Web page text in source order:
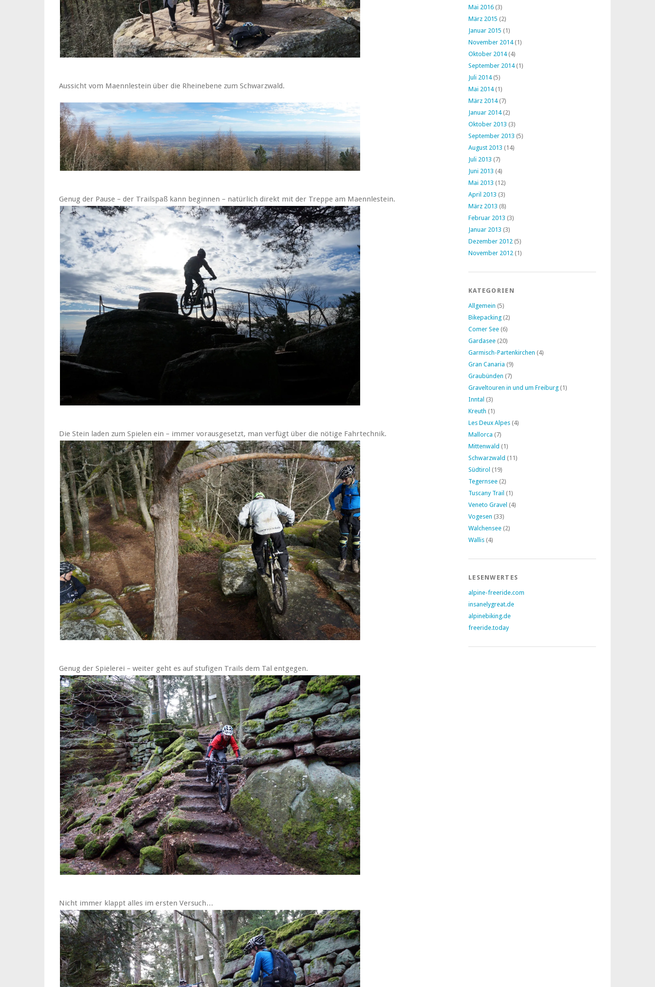
Aussicht vom Maennlestein über die Rheinebene zum Schwarzwald.
Genug der Pause – der Trailspaß kann beginnen – natürlich direkt mit der Treppe am Maennlestein.
Die Stein laden zum Spielen ein – immer vorausgesetzt, man verfügt über die nötige Fahrtechnik.
Genug der Spielerei – weiter geht es auf stufigen Trails dem Tal entgegen.
Nicht immer klappt alles im ersten Versuch…
Mai 2016 (3)
März 2015 (2)
Januar 2015 (1)
November 2014(1)
Oktober 2014(4)
September 2014(1)
Juli 2014(5)
Mai 2014(1)
März 2014(7)
Januar 2014(2)
Oktober 2013 (3)
September 2013 (5)
August 2013 (14)
Juli 2013 (7)
Juni 2013 (4)
Mai 2013 (12)
April 2013 (3)
März 2013 (8)
Februar 2013 (3)
Januar 2013 (3)
Dezember 2012 (5)
November 2012 (1)
KATEGORIEN
Allgemein (5)
Bikepacking (2)
Comer See (6)
Gardasee (20)
Garmisch-Partenkirchen (4)
Gran Canaria (9)
Graubünden (7)
Graveltouren in und um Freiburg (1)
Inntal (3)
Kreuth (1)
Les Deux Alpes (4)
Mallorca (7)
Mittenwald (1)
Schwarzwald (11)
Südtirol (19)
Tegernsee (2)
Tuscany Trail (1)
Veneto Gravel (4)
Vogesen (33)
Walchensee (2)
Wallis (4)
LESENWERTES
alpine-freeride.com
insanelygreat.de
alpinebiking.de
freeride.today